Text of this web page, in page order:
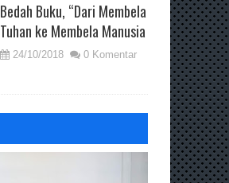
Bedah Buku, “Dari Membela
Tuhan ke Membela Manusia
24/10/2018 0 Komentar